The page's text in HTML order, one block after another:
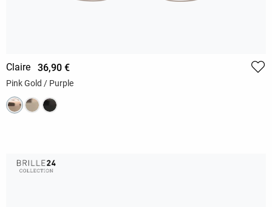
Claire 36,90 €
Pink Gold / Purple